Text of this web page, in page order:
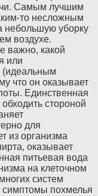
Самым лучшим
то несложным
небольшую уборку
воздухе.
важно, какой
или
(идеальным
что он оказывает
Единственная
стороной
для
из организма
оказывает
питьевая вода
на клеточном
систем
симптомы похмелья